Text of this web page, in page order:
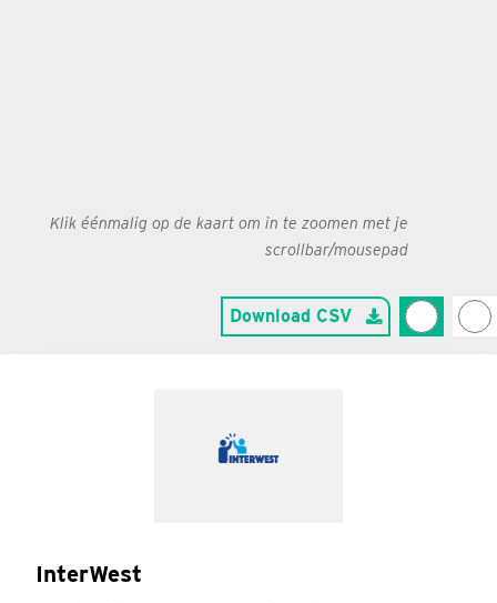
Klik éénmalig op de kaart om in te zoomen met je
scrollbar/mousepad
Download CSV
InterWest